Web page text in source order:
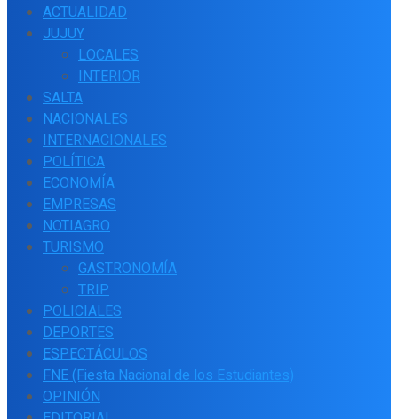
ACTUALIDAD
JUJUY
LOCALES
INTERIOR
SALTA
NACIONALES
INTERNACIONALES
POLÍTICA
ECONOMÍA
EMPRESAS
NOTIAGRO
TURISMO
GASTRONOMÍA
TRIP
POLICIALES
DEPORTES
ESPECTÁCULOS
FNE (Fiesta Nacional de los Estudiantes)
OPINIÓN